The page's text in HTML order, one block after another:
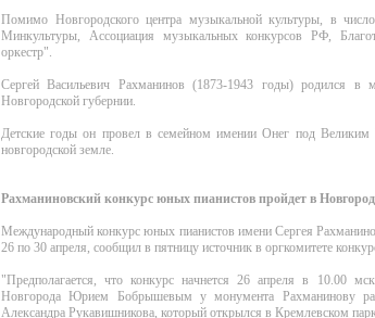
Помимо Новгородского центра музыкальной культуры, в
Минкультуры, Ассоциация музыкальных конкурсов РФ,
оркестр".
Сергей Васильевич Рахманинов (1873-1943 годы) родился в
Новгородской губернии.
Детские годы он провел в семейном имении Онег под Великим
новгородской земле.
Рахманиновский конкурс юных пианистов пройдет в
Международный конкурс юных пианистов имени Сергея
26 по 30 апреля, сообщил в пятницу источник в оргкомитете
"Предполагается, что конкурс начнется 26 апреля в 10.00
Новгорода Юрием Бобрышевым у монумента Рахманинову
Александра Рукавишникова, который открылся в Кремлевском